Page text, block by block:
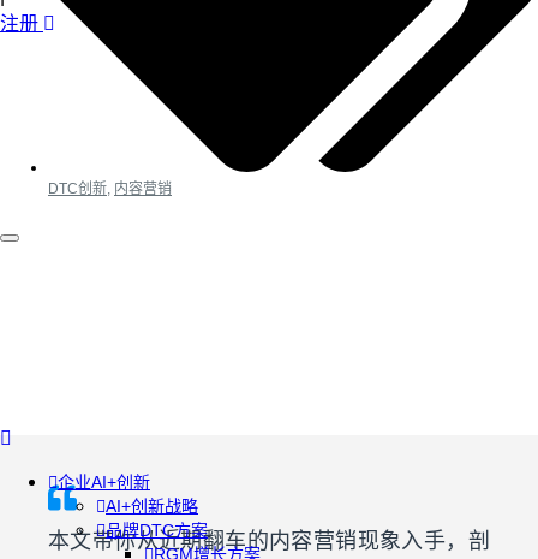
注册
企业AI+创新
AI+创新战略
品牌DTC方案
RGM增长方案
DTC创新 内容营销
本文带你从近期翻车的内容营销现象入手，剖